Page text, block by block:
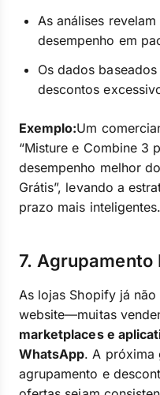
As análises
desempenho em
Os dados
descontos
Exemplo:Um
“Misture e Combine 3
desempenho melhor
Grátis”, levando a
prazo mais inteligentes.
7.
As lojas Shopify já
website—muitas
marketplaces e
WhatsApp. A próxima
agrupamento e